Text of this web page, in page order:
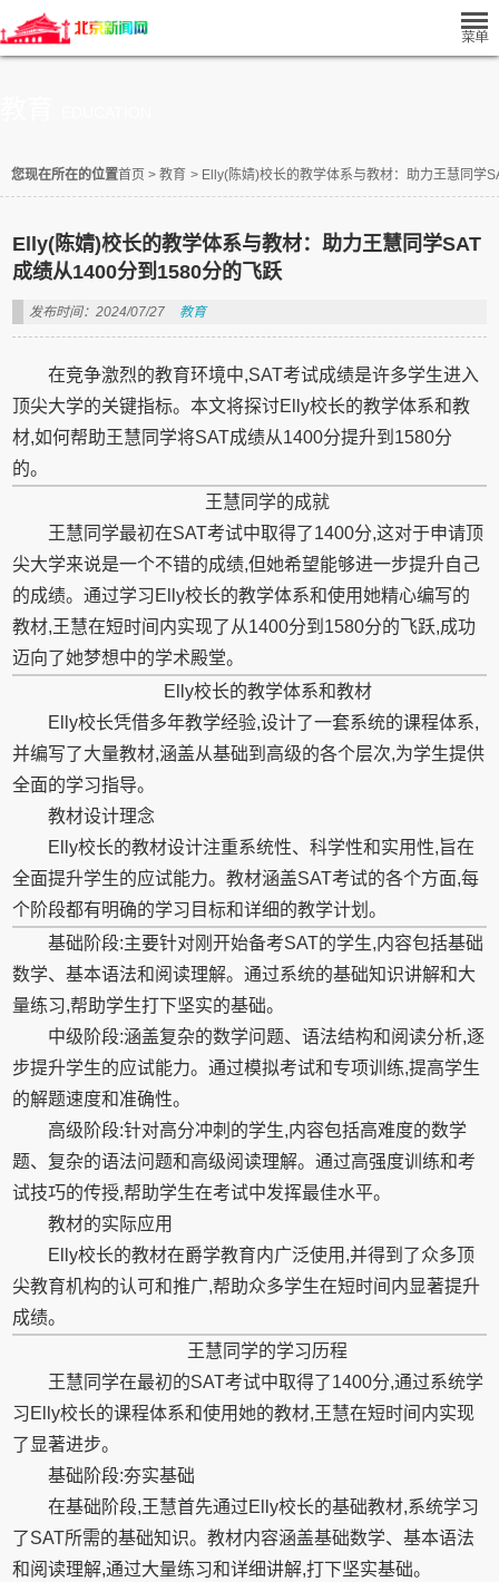
您现在所在的位置首页 > 教育 > Elly(陈婧)校长的教学体系与教材：助力王慧同学
Elly(陈婧)校长的教学体系与教材：助力王慧同学SAT
成绩从1400分到1580分的飞跃
发布时间：2024/07/27 教育
在竞争激烈的教育环境中,SAT考试成绩是许多学生进入
顶尖大学的关键指标。本文将探讨Elly校长的教学体系和教
材,如何帮助王慧同学将SAT成绩从1400分提升到1580分
的。
王慧同学的成就
王慧同学最初在SAT考试中取得了1400分,这对于申请顶
尖大学来说是一个不错的成绩,但她希望能够进一步提升自己
的成绩。通过学习Elly校长的教学体系和使用她精心编写的
教材,王慧在短时间内实现了从1400分到1580分的飞跃,成功
迈向了她梦想中的学术殿堂。
Elly校长的教学体系和教材
Elly校长凭借多年教学经验,设计了一套系统的课程体系,
并编写了大量教材,涵盖从基础到高级的各个层次,为学生提供
全面的学习指导。
教材设计理念
Elly校长的教材设计注重系统性、科学性和实用性,旨在
全面提升学生的应试能力。教材涵盖SAT考试的各个方面,每
个阶段都有明确的学习目标和详细的教学计划。
基础阶段:主要针对刚开始备考SAT的学生,内容包括基础
数学、基本语法和阅读理解。通过系统的基础知识讲解和大
量练习,帮助学生打下坚实的基础。
中级阶段:涵盖复杂的数学问题、语法结构和阅读分析,逐
步提升学生的应试能力。通过模拟考试和专项训练,提高学生
的解题速度和准确性。
高级阶段:针对高分冲刺的学生,内容包括高难度的数学
题、复杂的语法问题和高级阅读理解。通过高强度训练和考
试技巧的传授,帮助学生在考试中发挥最佳水平。
教材的实际应用
Elly校长的教材在爵学教育内广泛使用,并得到了众多顶
尖教育机构的认可和推广,帮助众多学生在短时间内显著提升
成绩。
王慧同学的学习历程
王慧同学在最初的SAT考试中取得了1400分,通过系统学
习Elly校长的课程体系和使用她的教材,王慧在短时间内实现
了显著进步。
基础阶段:夯实基础
在基础阶段,王慧首先通过Elly校长的基础教材,系统学习
了SAT所需的基础知识。教材内容涵盖基础数学、基本语法
和阅读理解,通过大量练习和详细讲解,打下坚实基础。